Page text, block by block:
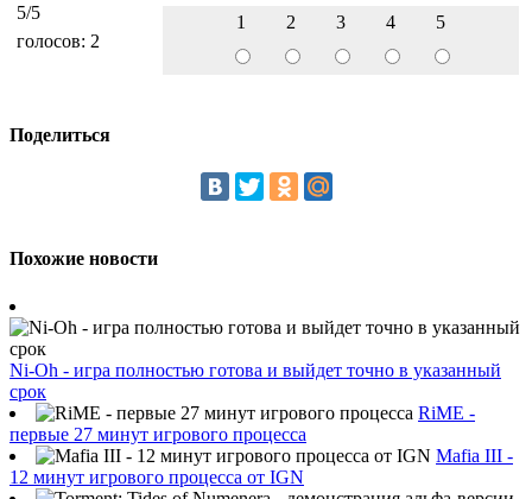
5/5
голосов: 2
1
2 3 4 5
Поделиться
Похожие новости
Ni-Oh - игра полностью готова и выйдет точно в указанный
срок
RiME -
первые 27 минут игрового процесса
Mafia III -
12 минут игрового процесса от IGN